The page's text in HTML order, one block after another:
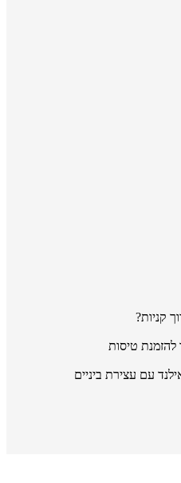
קניות?
להזמנת טיסות
עם עצירת ביניים